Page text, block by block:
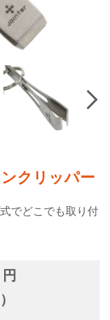
Next
クリッパー
でどこでも取り付